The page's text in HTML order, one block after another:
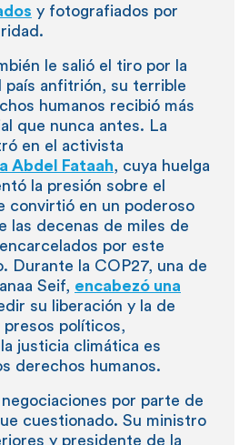
y fotografiados por
le salió el tiro por la
país anfitrión, su terrible
humanos recibió más
que nunca antes. La
en el activista
Abdel Fataah, cuya huelga
la presión sobre el
convirtió en un poderoso
las decenas de miles de
por este
Durante la COP27, una de
Seif, encabezó una
su liberación y la de
políticos,
justicia climática es
derechos humanos.
negociaciones por parte de
cuestionado. Su ministro
y presidente de la